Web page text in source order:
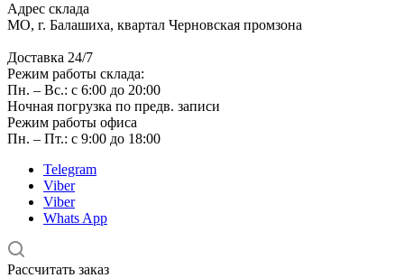
Адрес склада
МО, г. Балашиха, квартал Черновская промзона
Доставка 24/7
Режим работы склада:
Пн. – Вс.: с 6:00 до 20:00
Ночная погрузка по предв. записи
Режим работы офиса
Пн. – Пт.: с 9:00 до 18:00
Telegram
Viber
Viber
Whats App
Рассчитать заказ